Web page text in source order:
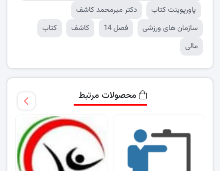
پاورپوینت کتاب
دکتر میرمحمد کاشف
سازمان های ورزشی
فصل 14 کاشف
کتاب
مالی
محصولات مرتبط